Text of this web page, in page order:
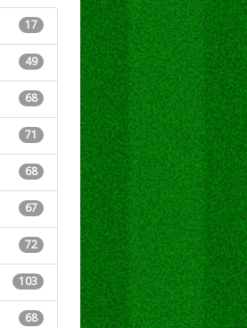
17
49
68
71
68
67
72
103
68